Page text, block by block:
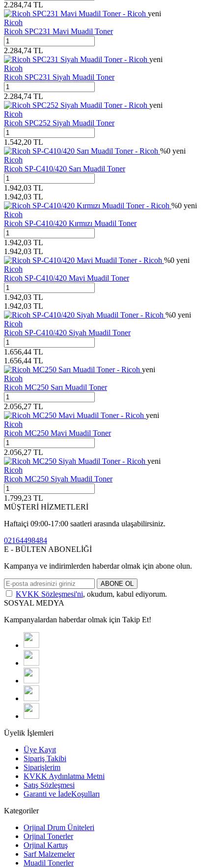
2.284,74 TL
yeni
Ricoh
Ricoh SPC231 Mavi Muadil Toner
2.284,74 TL
yeni
Ricoh
Ricoh SPC231 Siyah Muadil Toner
2.284,74 TL
yeni
Ricoh
Ricoh SPC252 Siyah Muadil Toner
1.542,20 TL
%0 yeni
Ricoh
Ricoh SP-C410/420 Sarı Muadil Toner
1.942,03 TL
1.942,03 TL
%0 yeni
Ricoh
Ricoh SP-C410/420 Kırmızı Muadil Toner
1.942,03 TL
1.942,03 TL
%0 yeni
Ricoh
Ricoh SP-C410/420 Mavi Muadil Toner
1.942,03 TL
1.942,03 TL
%0 yeni
Ricoh
Ricoh SP-C410/420 Siyah Muadil Toner
1.656,44 TL
1.656,44 TL
yeni
Ricoh
Ricoh MC250 Sarı Muadil Toner
2.056,27 TL
yeni
Ricoh
Ricoh MC250 Mavi Muadil Toner
2.056,27 TL
yeni
Ricoh
Ricoh MC250 Siyah Muadil Toner
1.799,23 TL
MÜŞTERİ HİZMETLERİ
Haftaiçi 09:00-17:00 saatleri arasında ulaşabilirsiniz.
02164498484
E - BÜLTEN ABONELİĞİ
Kampanya ve indirimlerden haberdar olmak için abone olun.
ABONE OL
KVKK Sözleşmesi'ni, okudum, kabul ediyorum.
SOSYAL MEDYA
Kampanyalardan haberdar olmak için Takip Et!
Üyelik İşlemleri
Üye Kayıt
Sipariş Takibi
Siparişlerim
KVKK Aydınlatma Metni
Satış Sözleşmesi
Garanti ve İadeKoşulları
Kategoriler
Orjinal Drum Üniteleri
Orjinal Tonerler
Orjinal Kartuş
Sarf Malzemeler
Muadil Tonerler